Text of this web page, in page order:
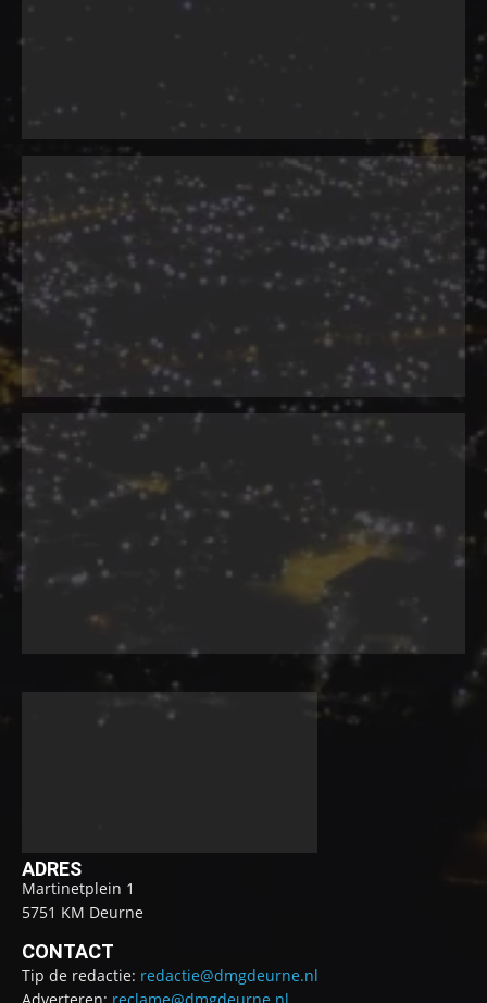
ADRES
Martinetplein 1
5751 KM Deurne
CONTACT
Tip de redactie: redactie@dmgdeurne.nl